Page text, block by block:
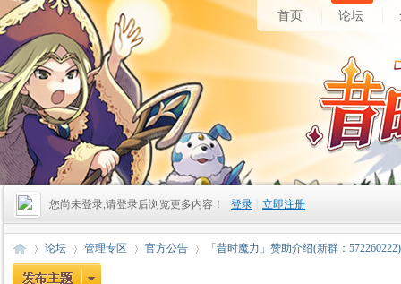
首页 论坛
您尚未登录,请登录后浏览更多内容！ 登录 立即注册
论坛 管理专区 官方公告 「昔时魔力」赞助介绍(新群：572260222)